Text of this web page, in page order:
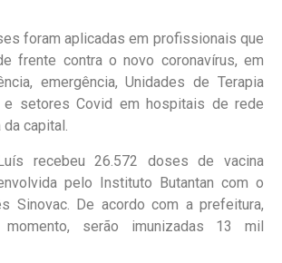
foram aplicadas em profissionais que
frente contra o novo coronavírus, em
emergência, Unidades de Terapia
e setores Covid em hospitais de rede
capital .
recebeu 26.572 doses de vacina
pelo Instituto Butantan com o
Sinovac. De acordo com a prefeitura,
serão imunizadas 13 mil